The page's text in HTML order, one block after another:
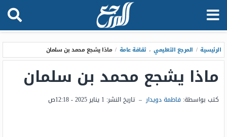
الرئيسية / المرجع التعليمي ، ثقافة عامة / ماذا يشجع محمد بن سلمان
ماذا يشجع محمد بن سلمان
كتب بواسطة: فاطمة دويدار – تاريخ النشر: 1 يناير 2025 - 12:18ص